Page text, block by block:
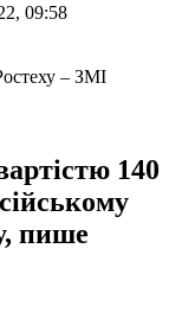
09:58
140
пише